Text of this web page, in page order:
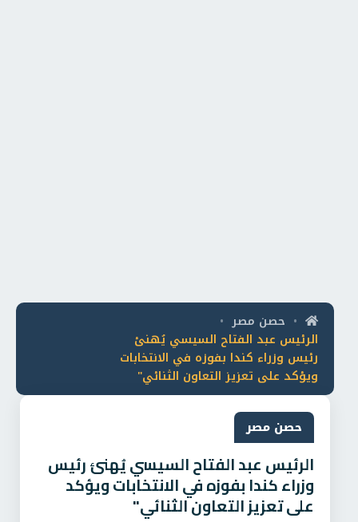
• حصن مصر •
الرئيس عبد الفتاح السيسي يُهنئ
رئيس وزراء كندا بفوزه في الانتخابات
ويؤكد على تعزيز التعاون الثنائي"
حصن مصر
الرئيس عبد الفتاح السيسي يُهنئ رئيس
وزراء كندا بفوزه في الانتخابات ويؤكد
على تعزيز التعاون الثنائي"